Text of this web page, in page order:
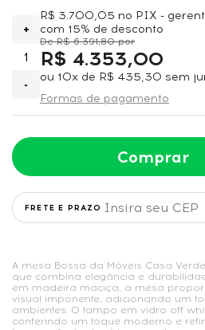
-
+
R$ 3.700,05 no PIX -
com 15% de desconto
R$ 6.391,80
R$ 4.353,00
ou 10x de R$ 435,30 sem
Formas de pagamento
Comprar
A mesa Bossa da Móveis Casa
que combina elegância e
em madeira maciça, a mesa
visual imponente, adicionando um
ambientes. O tampo em vidro off
conferindo um toque moderno e